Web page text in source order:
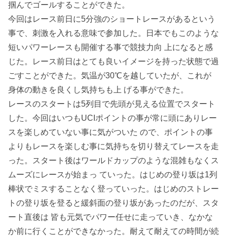
掴んでゴールすることができた。
今回はレース前日に5分強のショートレースがあるという
事で、刺激を入れる意味で参加した。日本でもこのような
短いパワーレースも開催する事で競技力向 上になると感
じた。レース前日はとても良いイメージを持った状態で過
ごすことができた。気温が30℃を越していたが、これが
身体の動きを良くし気持ちも上 げる事ができた。
レースのスタートは5列目で先頭が見える位置でスタート
した。今回はいつもUCIポイントの事が常に頭にありレー
スを楽しめていない事に気がついた ので、ポイントの事
よりもレースを楽しむ事に気持ちを切り替えてレースを走
った。スタート後はワールドカップのような混雑もなくス
ムーズにレースが始まっ ていった。はじめの登り坂は1列
棒状でミスすることなく登っていった。はじめのストレー
トの登り坂を登ると緩斜面の登り坂があったのだが、スタ
ート直後は 皆も元気でパワー任せに走っていき、なかな
か前に行くことができなかった。耐えて耐えての時間が続